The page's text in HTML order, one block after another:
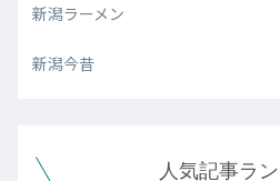
新潟ラーメン
新潟今昔
人気記事ラ